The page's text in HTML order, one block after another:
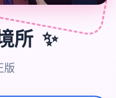
所 ✨
版